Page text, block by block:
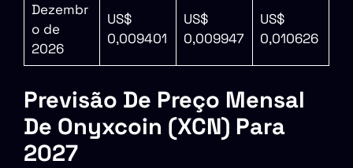
Dezembr
o de
2026
US$
0,009401
US$
0,009947
US$
0,010626
Previsão De Preço Mensal
De Onyxcoin (XCN) Para
2027